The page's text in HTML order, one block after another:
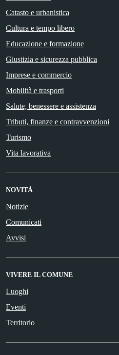
Catasto e urbanistica
Cultura e tempo libero
Educazione e formazione
Giustizia e sicurezza pubblica
Imprese e commercio
Mobilità e trasporti
Salute, benessere e assistenza
Tributi, finanze e contravvenzioni
Turismo
Vita lavorativa
NOVITÀ
Notizie
Comunicati
Avvisi
VIVERE IL COMUNE
Luoghi
Eventi
Territorio